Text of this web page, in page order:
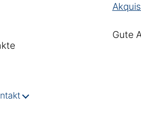
Gute